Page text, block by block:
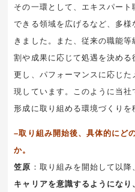
その一環として、エキスパー
できる領域を広げるなど、多
きました。また、従来の職能
割や成果に応じて処遇を決め
更し、パフォーマンスに応じ
現しています。このように当
形成に取り組める環境づくりを
–取り組み開始後、具体的にど
か。
笠原 ：取り組みを開始して以降
キャリアを意識するようにな